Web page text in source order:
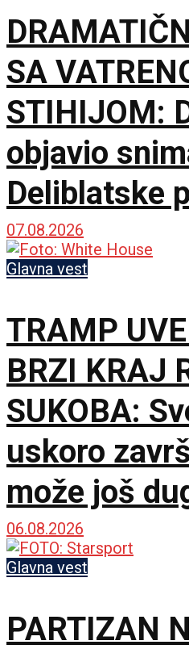
SA
STIHIJOM:
objavio
Deliblatske
ubačena i tri
07.08.2026
Glavna vest
TRAMP
BRZI KRAJ
SUKOBA:
uskoro
može još
06.08.2026
Glavna vest
PARTIZAN